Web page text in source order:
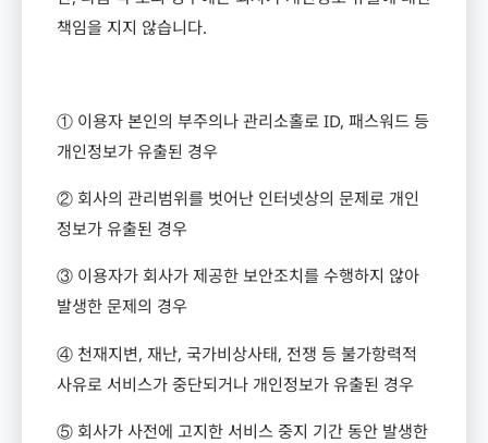
책임을 지지 않습니다.
① 이용자 본인의 부주의나 관리소홀로 ID, 패스워드 등
개인정보가 유출된 경우
② 회사의 관리범위를 벗어난 인터넷상의 문제로 개인
정보가 유출된 경우
③ 이용자가 회사가 제공한 보안조치를 수행하지 않아
발생한 문제의 경우
④ 천재지변, 재난, 국가비상사태, 전쟁 등 불가항력적
사유로 서비스가 중단되거나 개인정보가 유출된 경우
⑤ 회사가 사전에 고지한 서비스 중지 기간 동안 발생한